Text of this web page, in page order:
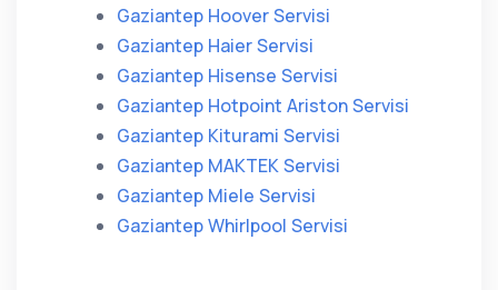
Gaziantep Hoover Servisi
Gaziantep Haier Servisi
Gaziantep Hisense Servisi
Gaziantep Hotpoint Ariston Servisi
Gaziantep Kiturami Servisi
Gaziantep MAKTEK Servisi
Gaziantep Miele Servisi
Gaziantep Whirlpool Servisi